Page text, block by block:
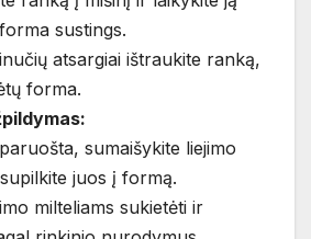
sustings.
atsargiai ištraukite ranką,
forma.
sumaišykite liejimo
juos į formą.
milteliams sukietėti ir